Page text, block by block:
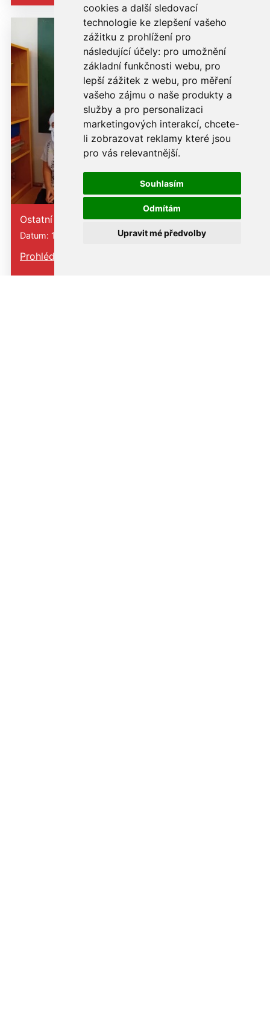
cookies a další sledovací
technologie ke zlepšení vašeho
zážitku z prohlížení pro
následující účely: pro umožnění
základní funkčnosti webu, pro
lepší zážitek z webu, pro měření
vašeho zájmu o naše produkty a
služby a pro personalizaci
marketingových interakcí, chcete-
li zobrazovat reklamy které jsou
pro vás relevantnější.
Souhlasím
Odmítám
Upravit mé předvolby
Ostatní
Datum: 10. 11. 2025
Prohlédnout